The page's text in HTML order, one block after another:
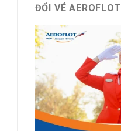
ĐỔI VÉ AEROFLOT